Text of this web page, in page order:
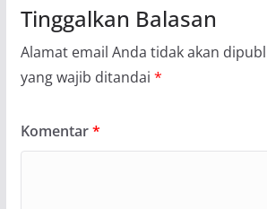
Tinggalkan Balasan
Alamat email Anda tidak akan
yang wajib ditandai *
Komentar*